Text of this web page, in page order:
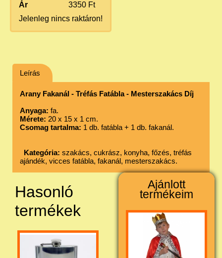
Ár
3350 Ft
Jelenleg nincs raktáron!
Leírás
Arany Fakanál - Tréfás Fatábla - Mesterszakács Díj
Anyaga: fa.
Mérete: 20 x 15 x 1 cm.
Csomag tartalma: 1 db. fatábla + 1 db. fakanál.
Kategória: szakács, cukrász, konyha, főzés, tréfás
ajándék, vicces fatábla, fakanál, mesterszakács.
Hasonló
termékek
Ajánlott
termékeim